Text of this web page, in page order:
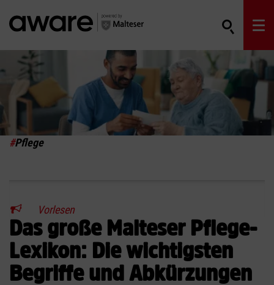
#Pflege
Vorlesen
Das große Malteser Pflege-
Lexikon: Die wichtigsten
Begriffe und Abkürzungen